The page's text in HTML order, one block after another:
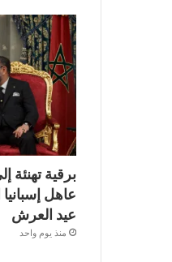
برقية
عاهل
عيد العرش
منذ يوم واحد